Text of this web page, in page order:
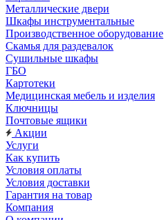
Металлические двери
Шкафы инструментальные
Производственное оборудование
Скамья для раздевалок
Сушильные шкафы
ГБО
Картотеки
Медицинская мебель и изделия
Ключницы
Почтовые ящики
Акции
Услуги
Как купить
Условия оплаты
Условия доставки
Гарантия на товар
Компания